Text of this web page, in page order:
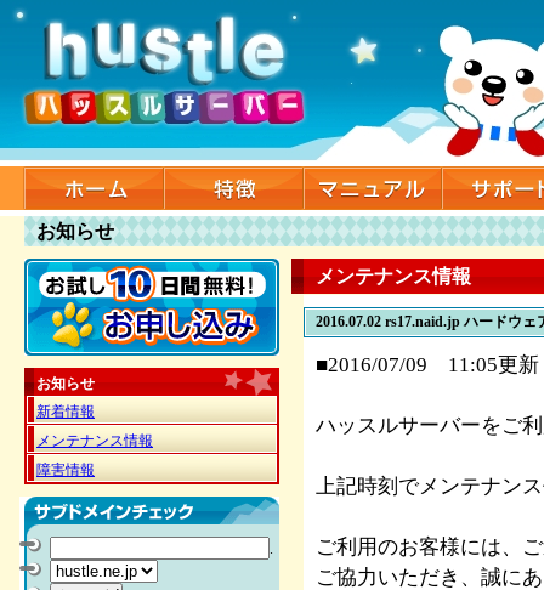
お知らせ
お知らせ
新着情報
メンテナンス情報
障害情報
.
メンテナンス情報
2016.07.02 rs17.naid.jp ハードウェ
■2016/07/09 11:05更新
ハッスルサーバーをご
上記時刻でメンテナン
ご利用のお客様には、
ご協力いただき、誠に